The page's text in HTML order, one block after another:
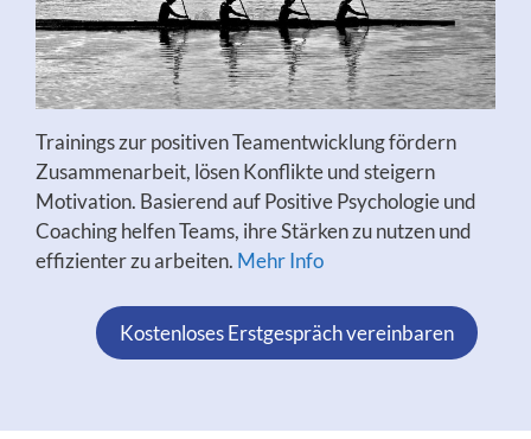
Trainings zur positiven Teamentwicklung fördern
Zusammenarbeit, lösen Konflikte und steigern
Motivation. Basierend auf Positive Psychologie und
Coaching helfen Teams, ihre Stärken zu nutzen und
effizienter zu arbeiten. Mehr Info
Kostenloses Erstgespräch vereinbaren